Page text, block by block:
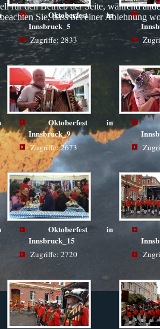
Oktoberfest in
Innsbruck_5
Zugriffe: 2833
Oktoberfest in
Innsbruck_9
Zugriffe: 2673
Oktoberfest in
Innsbruck_15
Zugriffe: 2720
für den Betrieb der Seite, während
Sie, dass bei einer Ablehnung